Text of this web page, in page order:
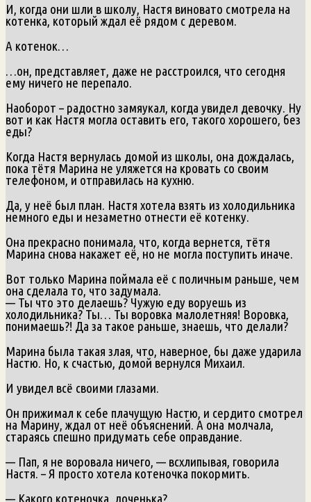
И, когда они шли в школу, Настя виновато смотрела на
котенка, который ждал её рядом с деревом.
А котенок…
…он, представляет, даже не расстроился, что сегодня
ему ничего не перепало.
Наоборот – радостно замяукал, когда увидел девочку. Ну
вот и как Настя могла оставить его, такого хорошего, без
еды?
Когда Настя вернулась домой из школы, она дождалась,
пока тётя Марина не уляжется на кровать со своим
телефоном, и отправилась на кухню.
Да, у неё был план. Настя хотела взять из холодильника
немного еды и незаметно отнести её котенку.
Она прекрасно понимала, что, когда вернется, тётя
Марина снова накажет её, но не могла поступить иначе.
Вот только Марина поймала её с поличным раньше, чем
она сделала то, что задумала.
— Ты что это делаешь? Чужую еду воруешь из
холодильника? Ты… Ты воровка малолетняя! Воровка,
понимаешь?! Да за такое раньше, знаешь, что делали?
Марина была такая злая, что, наверное, бы даже ударила
Настю. Но, к счастью, домой вернулся Михаил.
И увидел всё своими глазами.
Он прижимал к себе плачущую Настю, и сердито смотрел
на Марину, ждал от неё объяснений. А она молчала,
стараясь спешно придумать себе оправдание.
— Пап, я не воровала ничего, — всхлипывая, говорила
Настя. – Я просто хотела котеночка покормить.
— Какого котеночка, доченька?